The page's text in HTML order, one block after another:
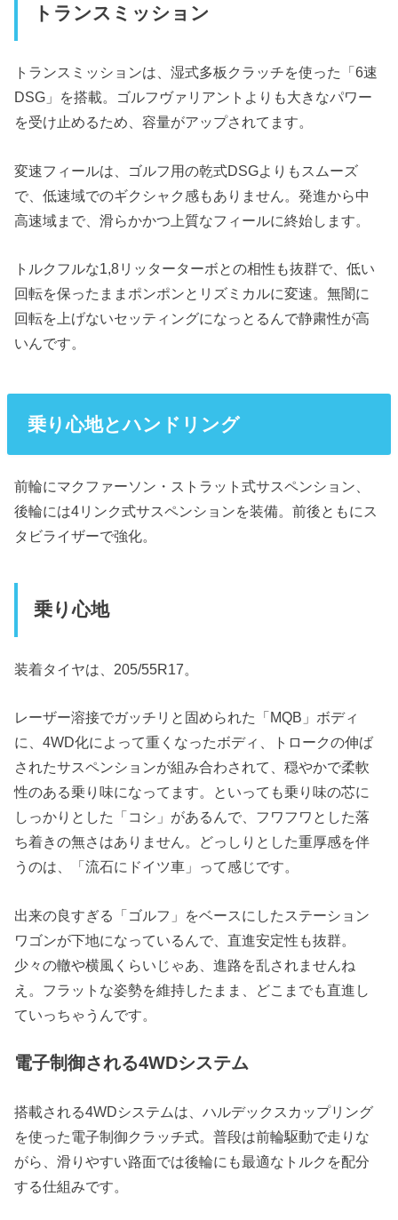
トランスミッション
トランスミッションは、湿式多板クラッチを使った「6速
DSG」を搭載。ゴルフヴァリアントよりも大きなパワー
を受け止めるため、容量がアップされてます。
変速フィールは、ゴルフ用の乾式DSGよりもスムーズ
で、低速域でのギクシャク感もありません。発進から中
高速域まで、滑らかかつ上質なフィールに終始します。
トルクフルな1,8リッターターボとの相性も抜群で、低い
回転を保ったままポンポンとリズミカルに変速。無闇に
回転を上げないセッティングになっとるんで静粛性が高
いんです。
乗り心地とハンドリング
前輪にマクファーソン・ストラット式サスペンション、
後輪には4リンク式サスペンションを装備。前後ともにス
タビライザーで強化。
乗り心地
装着タイヤは、205/55R17。
レーザー溶接でガッチリと固められた「MQB」ボディ
に、4WD化によって重くなったボディ、トロークの伸ば
されたサスペンションが組み合わされて、穏やかで柔軟
性のある乗り味になってます。といっても乗り味の芯に
しっかりとした「コシ」があるんで、フワフワとした落
ち着きの無さはありません。どっしりとした重厚感を伴
うのは、「流石にドイツ車」って感じです。
出来の良すぎる「ゴルフ」をベースにしたステーション
ワゴンが下地になっているんで、直進安定性も抜群。
少々の轍や横風くらいじゃあ、進路を乱されませんね
え。フラットな姿勢を維持したまま、どこまでも直進し
ていっちゃうんです。
電子制御される4WDシステム
搭載される4WDシステムは、ハルデックスカップリング
を使った電子制御クラッチ式。普段は前輪駆動で走りな
がら、滑りやすい路面では後輪にも最適なトルクを配分
する仕組みです。